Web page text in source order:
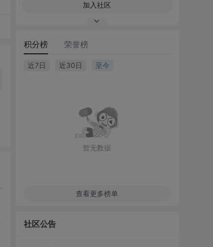
加入社区
积分榜 荣誉榜
近7日 近30日 至今
暂无数据
查看更多榜单
社区公告